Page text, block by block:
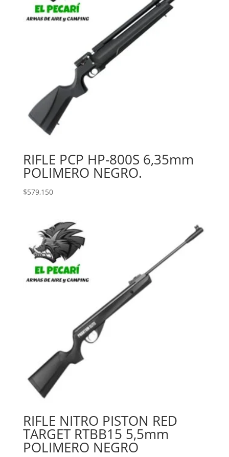
RIFLE PCP HP-800S 6,35mm
POLIMERO NEGRO.
$579,150
RIFLE NITRO PISTON RED
TARGET RTBB15 5,5mm
POLIMERO NEGRO